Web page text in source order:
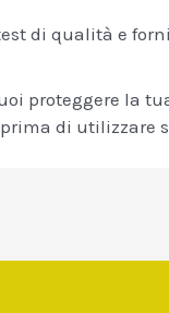
di qualità e
proteggere la
di utilizzare